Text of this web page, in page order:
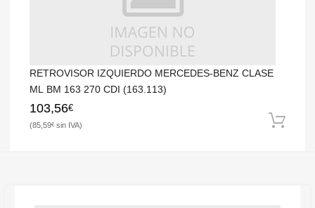
RETROVISOR IZQUIERDO MERCEDES-BENZ CLASE
ML BM 163 270 CDI (163.113)
103,56€
85,59€